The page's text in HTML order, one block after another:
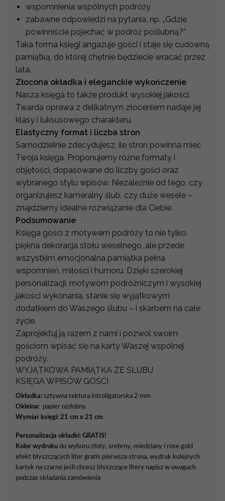
wspomnienia wspólnych podróży
zabawne odpowiedzi na pytania, np. „Gdzie
powinniście pojechać w podróż poślubną?”
Taka forma księgi angażuje gości i staje się cudowną
pamiątką, do której chętnie będziecie wracać przez
lata.
Złocona okładka i eleganckie wykończenie
Nasza księga to także produkt wysokiej jakości.
Twarda oprawa z delikatnym złoceniem nadaje jej
klasy i luksusowego charakteru.
Elastyczny format i liczba stron
Samodzielnie zdecydujesz, ile stron powinna mieć
Twoja księga. Proponujemy różne formaty i
objętości, dopasowane do liczby gości oraz
wybranego stylu wpisów. Niezależnie od tego, czy
organizujesz kameralny ślub, czy duże wesele –
znajdziemy idealne rozwiązanie dla Ciebie.
Podsumowanie
Księga gości z motywem podróży to nie tylko
piękna dekoracja stołu weselnego, ale przede
wszystkim emocjonalna pamiątka pełna
wspomnień, miłości i humoru. Dzięki szerokiej
personalizacji, motywom podróżniczym i wysokiej
jakości wykonania, stanie się wyjątkowym
dodatkiem do Waszego ślubu – i skarbem na całe
życie.
Zaprojektuj ją razem z nami i pozwól swoim
gościom wpisać się na karty Waszej wspólnej
podróży.
WYJĄTKOWA PAMIĄTKA ZE ŚLUBU
KSIĘGA WPISÓW GOŚCI
Okładka: sztywna tektura introligatorska 2 mm
Okleina: papier ozdobny
Wymiar księgi: 21 cm x 21 cm
Personalizacja okładki: GRATIS!
Kolor wydruku do wyboru złoty, srebrny, miedziany i rose gold
efekt błyszczących liter gratis pierwsza strona, wydruk kolejnych
kartek na czarno jeśli chcesz błyszczące litery napisz w uwagach
podczas składania zamówienia